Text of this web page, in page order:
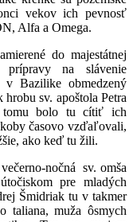
vekov ich pevnosť
Alfa a Omega.
do majestátnej
na slávenie
Bazilike obmedzený
sv. apoštola Petra
bolo tu cítiť ich
časovo vzďaľovali,
ako keď tu žili.
nočná sv. omša
pre mladých
Šmidriak tu v takmer
taliana, muža ôsmych